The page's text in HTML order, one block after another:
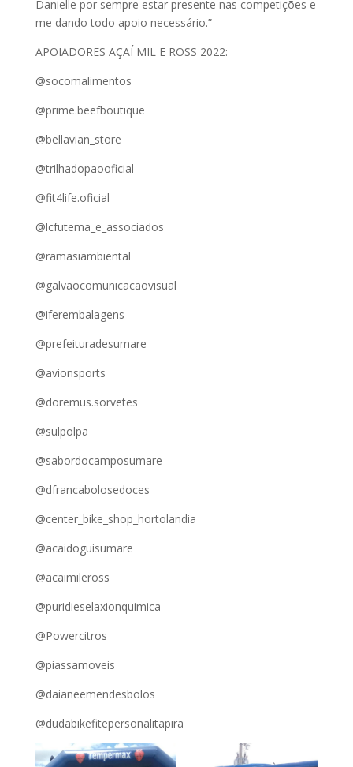
Danielle por sempre estar presente nas competições e
me dando todo apoio necessário.”
APOIADORES AÇAÍ MIL E ROSS 2022:
@socomalimentos
@prime.beefboutique
@bellavian_store
@trilhadopaooficial
@fit4life.oficial
@lcfutema_e_associados
@ramasiambiental
@galvaocomunicacaovisual
@iferembalagens
@prefeituradesumare
@avionsports
@doremus.sorvetes
@sulpolpa
@sabordocamposumare
@dfrancabolosedoces
@center_bike_shop_hortolandia
@acaidoguisumare
@acaimileross
@puridieselaxionquimica
@Powercitros
@piassamoveis
@daianeemendesbolos
@dudabikefitepersonalitapira